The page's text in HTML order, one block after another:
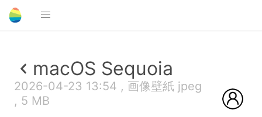
macOS Sequoia
2026-04-23 13:54 , 画像壁紙 jpeg
, 5 MB